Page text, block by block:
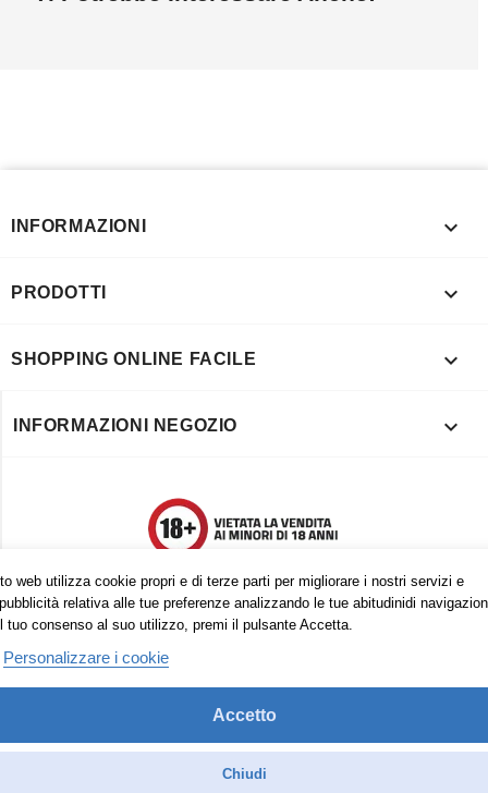
web utilizza cookie propri e di terze parti per migliorare i nostri servizi e
relativa alle tue preferenze analizzando le tue abitudinidi
tuo consenso al suo utilizzo, premi il pulsante Accetta.
Personalizzare i cookie
Accetto
Chiudi
INFORMAZIONI 
PRODOTTI 
SHOPPING ONLINE FACILE 
INFORMAZIONI NEGOZIO 
Trovaci anche su: